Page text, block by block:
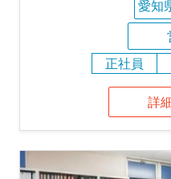
愛知
正社員
詳